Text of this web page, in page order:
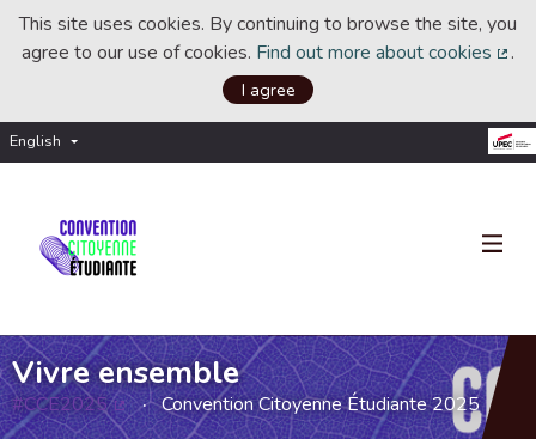
This site uses cookies. By continuing to browse the site, you
agree to our use of cookies. Find out more about cookies .
I agree
English Choisir la langue
Vivre ensemble
#CCE2025
(External link)
Convention Citoyenne Étudiante 2025